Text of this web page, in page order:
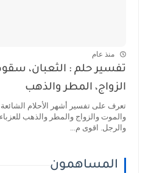
منذ عام
تفسير حلم : الثعبان،
الزواج، المطر والذهب
تعرف على تفسير أشهر الأحلام
والموت والزواج والمطر والذهب
والرجل. اقوى م...
المساهمون